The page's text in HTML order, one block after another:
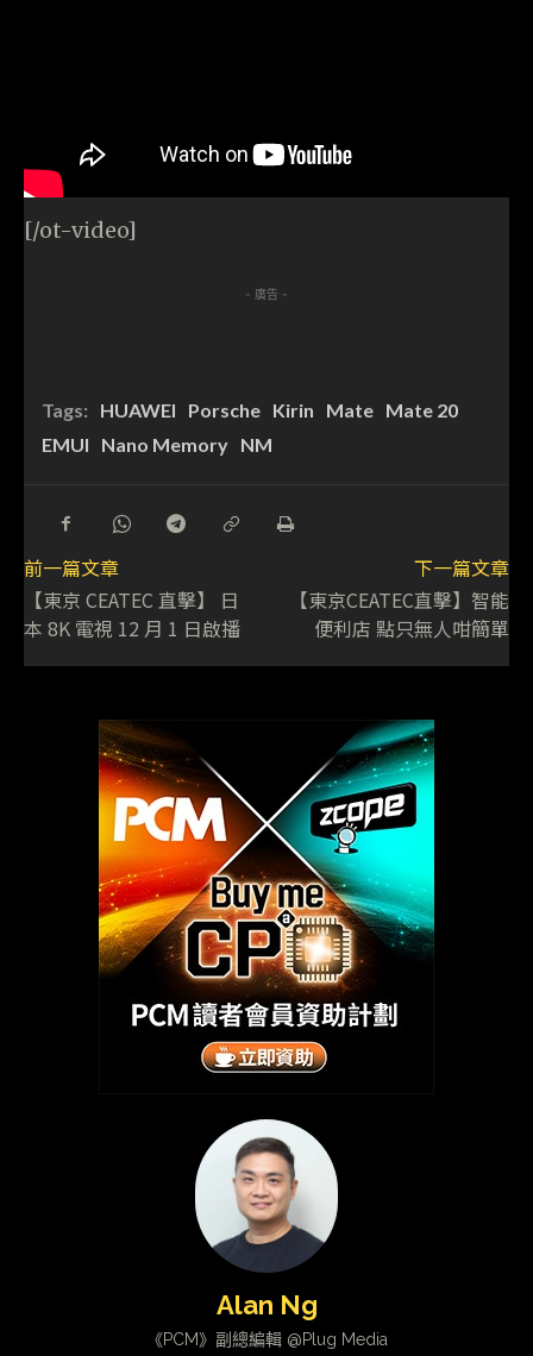
[/ot-video]
- 廣告 -
Tags: HUAWEI Porsche Kirin Mate Mate 20
EMUI
Nano Memory NM
前一篇文章
【東京 CEATEC 直擊】 日
本 8K 電視 12 月 1 日啟播
下一篇文章
【東京CEATEC直擊】智能
便利店 點只無人咁簡單
Alan Ng
《PCM》副總編輯 @Plug Media